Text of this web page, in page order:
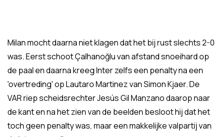
Milan mocht daarna niet klagen dat het bij rust slechts 2-0
was. Eerst schoot Çalhanoğlu van afstand snoeihard op
de paal en daarna kreeg Inter zelfs een penalty na een
'overtreding' op Lautaro Martinez van Simon Kjaer. De
VAR riep scheidsrechter Jesús Gil Manzano daarop naar
de kant en na het zien van de beelden besloot hij dat het
toch geen penalty was, maar een makkelijke valpartij van